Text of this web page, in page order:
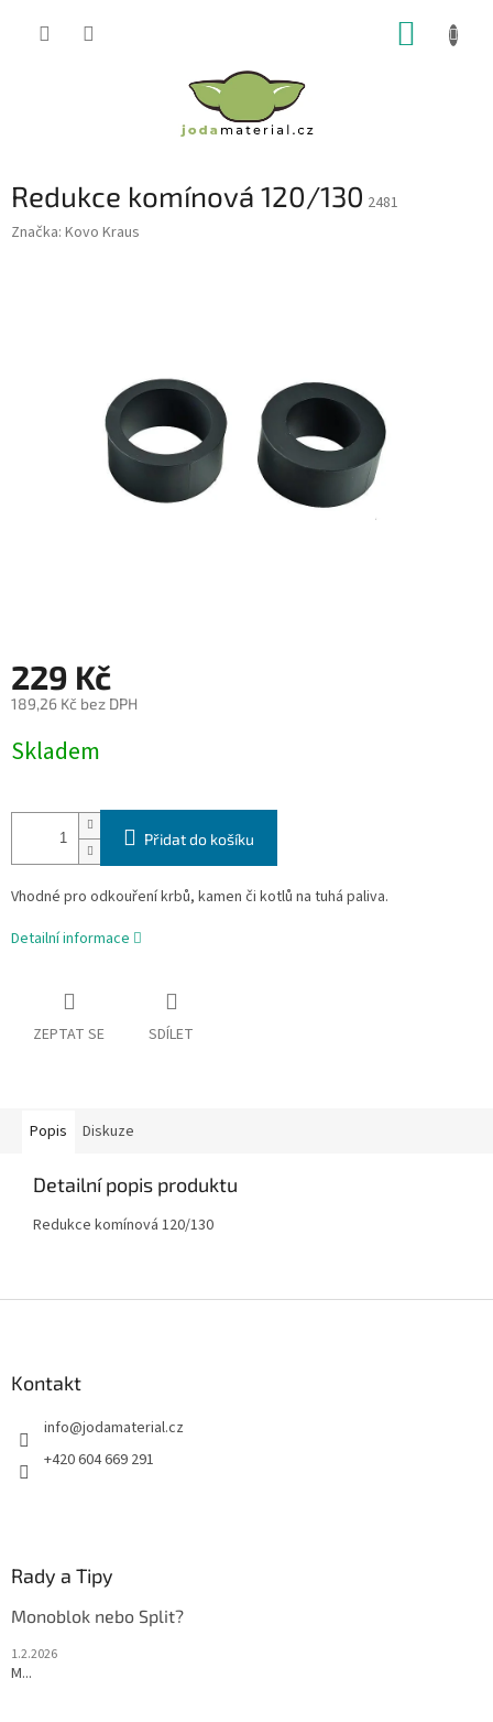
Redukce komínová 120/130 2481
Značka: Kovo Kraus
229 Kč
189,26 Kč bez DPH
cena:
Skladem
Přidat do košíku
Vhodné pro odkouření krbů, kamen či kotlů na tuhá paliva.
Detailní informace
ZEPTAT SE SDÍLET
Popis Diskuze
Detailní popis produktu
Redukce komínová 120/130
Kontakt
info@jodamaterial.cz
+420 604 669 291
Rady a Tipy
Monoblok nebo Split?
1.2.2026
M...